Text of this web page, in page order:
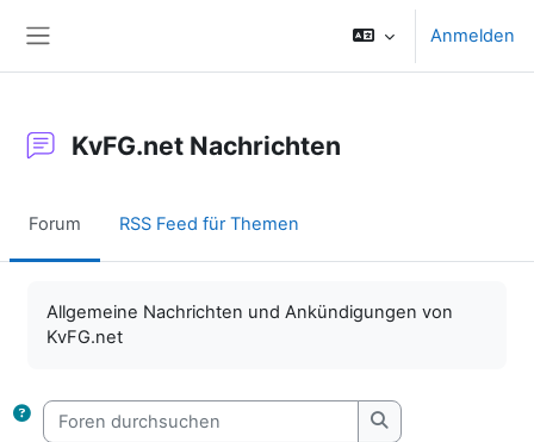
Anmelden
KvFG.net Nachrichten
Forum RSS Feed für Themen
Allgemeine Nachrichten und Ankündigungen von
KvFG.net
Foren durchsuchen